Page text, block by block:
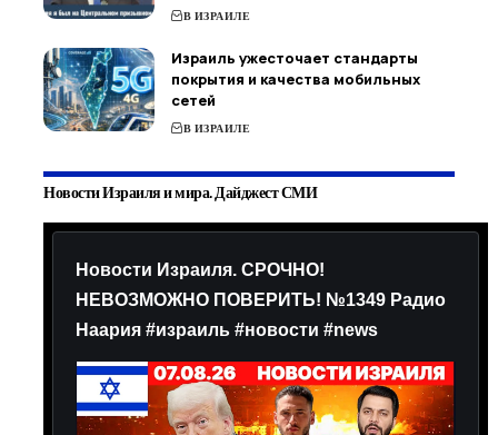
В ИЗРАИЛЕ
Израиль ужесточает стандарты
покрытия и качества мобильных
сетей
В ИЗРАИЛЕ
Новости Израиля и мира. Дайджест СМИ